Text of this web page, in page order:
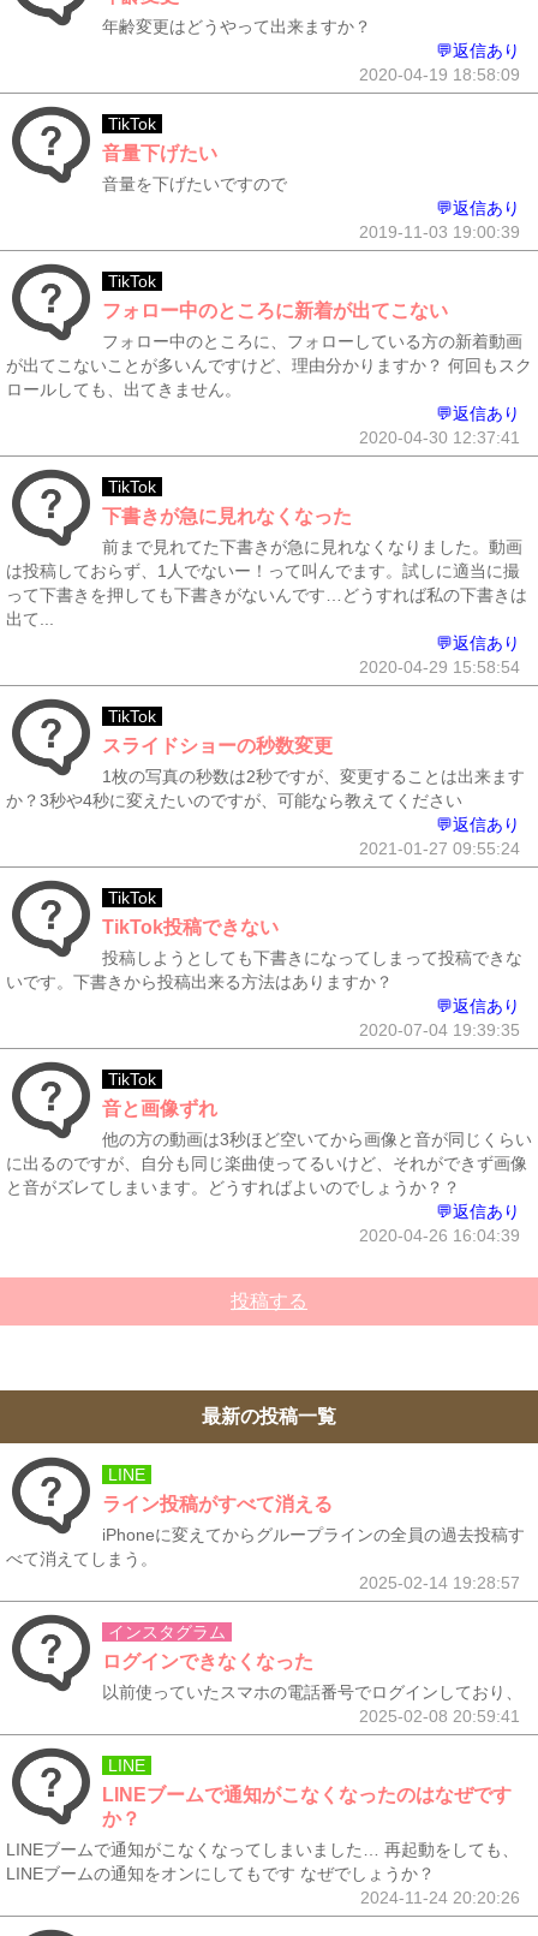
年齢変更はどうやって出来ますか？
💬返信あり
2020-04-19 18:58:09
TikTok
音量下げたい
音量を下げたいですので
💬返信あり
2019-11-03 19:00:39
TikTok
フォロー中のところに新着が出てこない
フォロー中のところに、フォローしている方の新着動画
が出てこないことが多いんですけど、理由分かりますか？ 何回もスク
ロールしても、出てきません。
💬返信あり
2020-04-30 12:37:41
TikTok
下書きが急に見れなくなった
前まで見れてた下書きが急に見れなくなりました。動画
は投稿しておらず、1人でないー！って叫んでます。試しに適当に撮
って下書きを押しても下書きがないんです…どうすれば私の下書きは
出て...
💬返信あり
2020-04-29 15:58:54
TikTok
スライドショーの秒数変更
1枚の写真の秒数は2秒ですが、変更することは出来ます
か？3秒や4秒に変えたいのですが、可能なら教えてください
💬返信あり
2021-01-27 09:55:24
TikTok
TikTok投稿できない
投稿しようとしても下書きになってしまって投稿できな
いです。下書きから投稿出来る方法はありますか？
💬返信あり
2020-07-04 19:39:35
TikTok
音と画像ずれ
他の方の動画は3秒ほど空いてから画像と音が同じくらい
に出るのですが、自分も同じ楽曲使ってるいけど、それができず画像
と音がズレてしまいます。どうすればよいのでしょうか？？
💬返信あり
2020-04-26 16:04:39
投稿する
最新の投稿一覧
LINE
ライン投稿がすべて消える
iPhoneに変えてからグループラインの全員の過去投稿す
べて消えてしまう。
2025-02-14 19:28:57
インスタグラム
ログインできなくなった
以前使っていたスマホの電話番号でログインしており、
2025-02-08 20:59:41
LINE
LINEブームで通知がこなくなったのはなぜです
か？
LINEブームで通知がこなくなってしまいました… 再起動をしても、
LINEブームの通知をオンにしてもです なぜでしょうか？
2024-11-24 20:20:26